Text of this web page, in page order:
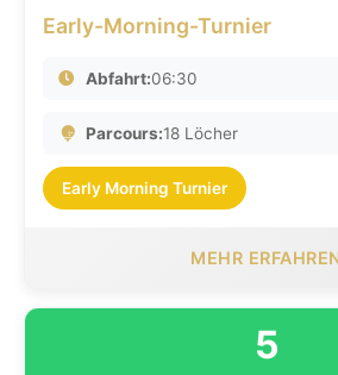
Early-Morning-Turnier
Abfahrt:06:30
Parcours:18 Löcher
Early Morning Turnier
MEHR
5